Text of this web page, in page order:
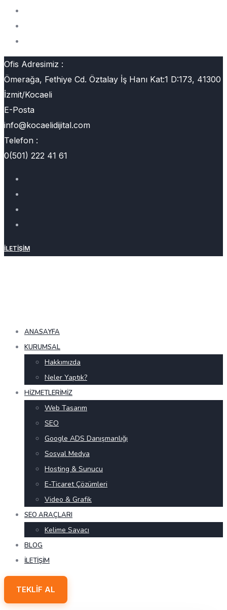
Ofis Adresimiz :
Ömerağa, Fethiye Cd. Öztalay İş Hanı Kat:1 D:173, 41300
İzmit/Kocaeli
E-Posta
info@kocaelidijital.com
Telefon :
0(501) 222 41 61
İLETIŞIM
ANASAYFA
KURUMSAL
Hakkımızda
Neler Yaptık?
HIZMETLERIMIZ
Web Tasarım
SEO
Google ADS Danışmanlığı
Sosyal Medya
Hosting & Sunucu
E-Ticaret Çözümleri
Video & Grafik
SEO ARAÇLARI
Kelime Sayacı
BLOG
İLETIŞIM
TEKLIF AL